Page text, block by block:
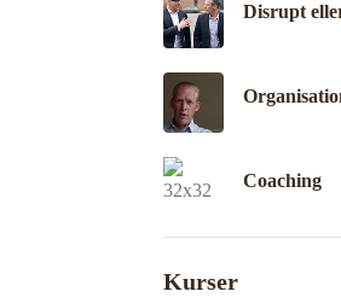
Disrupt
Coaching
Kurser